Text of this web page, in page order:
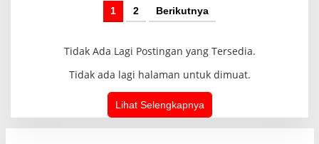
1 2 Berikutnya
Tidak Ada Lagi Postingan yang Tersedia.
Tidak ada lagi halaman untuk dimuat.
Lihat Selengkapnya